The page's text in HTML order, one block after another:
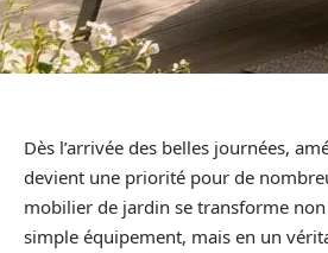
Dès l’arrivée des belles journées,
devient une priorité pour de
mobilier de jardin se transforme
simple équipement, mais en un